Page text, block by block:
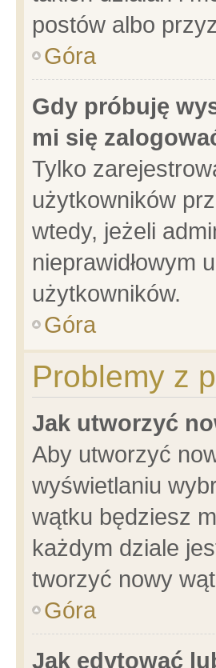
postów albo
Góra
Gdy próbuję
mi się
Tylko
użytkowników
wtedy, jeżeli
nieprawidłowym
użytkowników.
Góra
Problemy z
Jak utworzyć
Aby utworzyć
wyświetlaniu
wątku będziesz
każdym dziale
tworzyć nowy
Góra
Jak edytować